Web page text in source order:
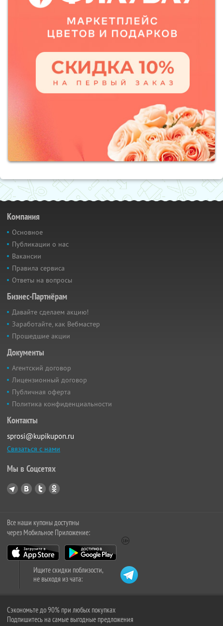
Компания
Основное
Публикации о нас
Вакансии
Правила сервиса
Ответы на вопросы
Бизнес-Партнёрам
Давайте сделаем акцию!
Заработайте, как Вебмастер
Прошедшие акции
Документы
Агентский договор
Лицензионный договор
Публичная оферта
Политика конфиденциальности
Контакты
sprosi@kupikupon.ru
Связаться с нами
Мы в Соцсетях
Все наши купоны доступны
через Мобильное Приложение:
Ищите скидки поблизости,
не выходя из чата:
Сэкономьте до 90% при любых покупках
Подпишитесь на самые выгодные предложения